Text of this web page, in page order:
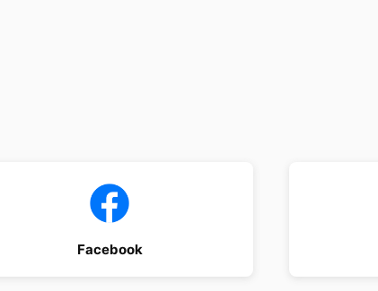
Facebook